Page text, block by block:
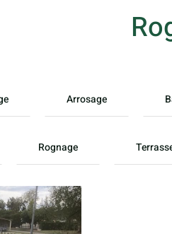
Arrosage
Rognage